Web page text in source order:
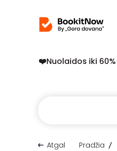
❤️️Nuolaidos iki 60%
Atgal Pradžia